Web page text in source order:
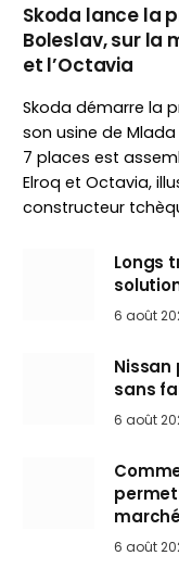
Skoda lance la
Boleslav, sur la
et l’Octavia
Skoda démarre la
son usine de Mlada
7 places est
Elroq et Octavia,
constructeur
Longs
6 août
Nissan
sans
6 août
6 août